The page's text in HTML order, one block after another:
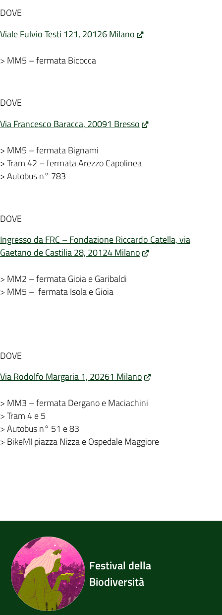
DOVE
Viale Fulvio Testi 121, 20126 Milano
> MM5 – fermata Bicocca
DOVE
Via Francesco Baracca, 20091 Bresso
> MM5 – fermata Bignami
> Tram 42 – fermata Arezzo Capolinea
> Autobus n° 783
DOVE
Ingresso da FRC – Fondazione Riccardo Catella, via
Gaetano de Castilia 28, 20124 Milano
> MM2 – fermata Gioia e Garibaldi
> MM5 – fermata Isola e Gioia
DOVE
Via Rodolfo Margaria 1, 20261 Milano
> MM3 – fermata Dergano e Maciachini
> Tram 4 e 5
> Autobus n° 51 e 83
> BikeMI piazza Nizza e Ospedale Maggiore
Festival della
Biodiversità